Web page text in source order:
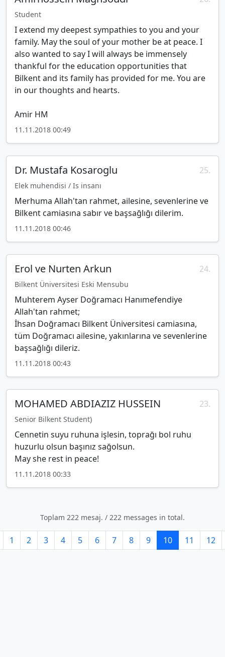
Student
I extend my deepest sympathies to you and your
family. May the soul of your mother be at peace. I
also wanted to say I will always be immensely
thankful for the education opportunities that
Bilkent and its family has provided for me. You are
in our thoughts and hearts.
Amir HM
11.11.2018 00:49
Dr. Mustafa Kosaroglu
Elek muhendisi / Is insanı
25.
Merhuma Allah'tan rahmet, ailesine, sevenlerine ve
Bilkent camiasına sabır ve başsağlığı dilerim.
11.11.2018 00:46
Erol ve Nurten Arkun
Bilkent Üniversitesi Eski Mensubu
24.
Muhterem Ayser Doğramacı Hanımefendiye
Allah'tan rahmet;
İhsan Doğramacı Bilkent Üniversitesi camiasına,
tüm Doğramacı ailesine, yakınlarına ve sevenlerine
başsağlığı dileriz.
11.11.2018 00:43
MOHAMED ABDIAZIZ HUSSEIN
Senior Bilkent Student)
23.
Cennetin suyu ruhuna işlesin, toprağı bol ruhu
huzurlu olsun başınız sağolsun.
May she rest in peace!
11.11.2018 00:33
Toplam 222 mesaj. / 222 messages in total.
1 2 3 4 5 6 7 8 9 10 11 12